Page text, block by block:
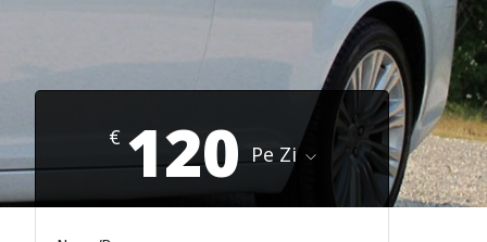
€ 120 Pe Zi